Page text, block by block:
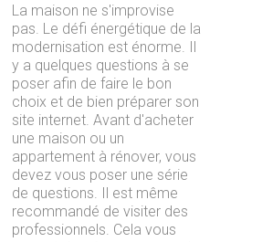
La maison ne s'improvise
pas. Le défi énergétique de la
modernisation est énorme. Il
y a quelques questions à se
poser afin de faire le bon
choix et de bien préparer son
site internet. Avant d'acheter
une maison ou un
appartement à rénover, vous
devez vous poser une série
de questions. Il est même
recommandé de visiter des
professionnels. Cela vous